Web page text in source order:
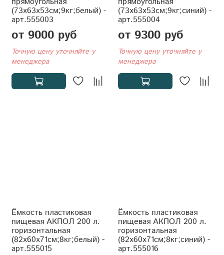
(73x63x53см;9кг;белый) -
арт.555003
от 9000 руб
Точную цену уточняйте у
менеджера
(73x63x53см;9кг;синий) -
арт.555004
от 9300 руб
Точную цену уточняйте у
менеджера
Ёмкость пластиковая
пищевая АКПОЛ 200 л.
горизонтальная
(82x60x71см;8кг;белый) -
арт.555015
Ёмкость пластиковая
пищевая АКПОЛ 200 л.
горизонтальная
(82x60x71см;8кг;синий) -
арт.555016